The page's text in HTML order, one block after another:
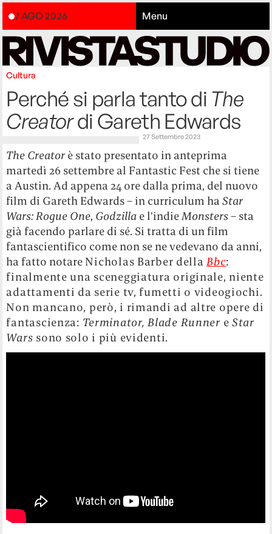
7 AGO 2026 Menu
Cultura
Perché si parla tanto di The
Creatordi Gareth Edwards
27 Settembre 2023
The Creator è stato presentato in anteprima
martedì 26 settembre al Fantastic Fest che si tiene
a Austin. Ad appena 24 ore dalla prima, del nuovo
film di Gareth Edwards – in curriculum haStar
Wars: Rogue One, Godzilla e l’indieMonsters– sta
già facendo parlare di sé. Si tratta di un film
fantascientifico come non se ne vedevano da anni,
ha fatto notare Nicholas Barber dellaBbc:
finalmente una sceneggiatura originale, niente
adattamenti da serie tv, fumetti o videogiochi.
Non mancano, però, i rimandi ad altre opere di
fantascienza: Terminator, Blade Runner eStar
Wars sono solo i più evidenti.